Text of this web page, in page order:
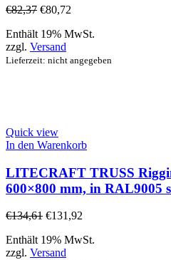
€82,37 €80,72
Enthält 19% MwSt.
zzgl. Versand
Lieferzeit: nicht angegeben
Quick view
In den Warenkorb
LITECRAFT TRUSS
600×800 mm, in RAL9005
€134,61 €131,92
Enthält 19% MwSt.
zzgl. Versand